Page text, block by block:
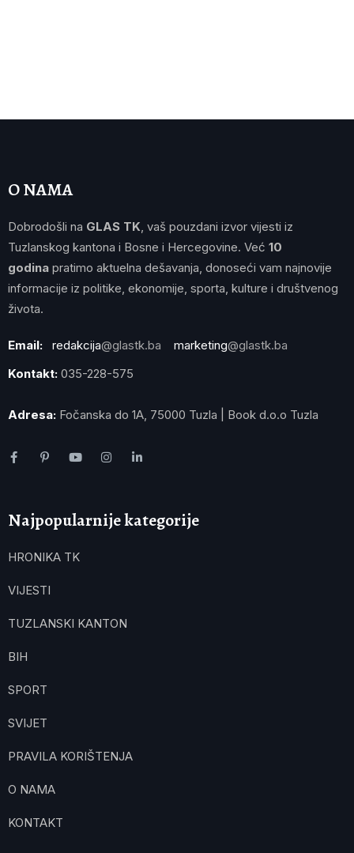
O NAMA
Dobrodošli na GLAS TK , vaš pouzdani izvor vijesti iz
Tuzlanskog kantona i Bosne i Hercegovine. Već 10
godina pratimo aktuelna dešavanja, donoseći vam najnovije
informacije iz politike, ekonomije, sporta, kulture i društvenog
života.
Email: redakcija@glastk.ba marketing@glastk.ba
Kontakt: 035-228-575
Adresa: Fočanska do 1A, 75000 Tuzla | Book d.o.o Tuzla
Najpopularnije kategorije
HRONIKA TK
VIJESTI
TUZLANSKI KANTON
BIH
SPORT
SVIJET
PRAVILA KORIŠTENJA
O NAMA
KONTAKT